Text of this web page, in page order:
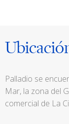
Palladio se
Mar, la zona del
comercial de La